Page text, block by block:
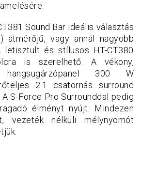
Sound Bar ideális választás
átmérőjű, vagy annál nagyobb
letisztult és stílusos HT-CT380
is szerelhető. A vékony,
hangsugárzópanel 300 W
2.1 csatornás surround
A S-Force Pro Surrounddal pedig
élményt nyújt. Mindezen
vezeték nélküli mélynyomót